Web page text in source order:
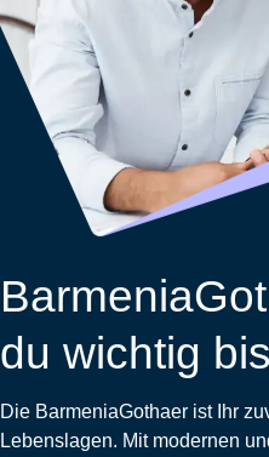
Wohnungsschutzbrief
Zur
Produktübersicht
Zur
Produktübersicht
Zur
Produktübersicht
Zur
Produktübersicht
Zur
Produktübersicht
Zur
Produktübersicht
Zur
Produktübersicht
Montageversicherung
Zur
Produktübersicht
Gruppenunfall für
Betriebe
Gruppenunfall für
Vereine
Produktübersicht
Kunstversicherung
Valorenversicherung
Zur
du wichtig
Die BarmeniaGothaer ist Ihr
Lebenslagen. Mit modernen